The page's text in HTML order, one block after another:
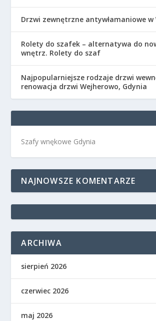
Drzwi zewnętrzne antywłamaniowe w
Rolety do szafek – alternatywa do
wnętrz. Rolety do szaf
Najpopularniejsze rodzaje drzwi
renowacja drzwi Wejherowo, Gdynia
Szafy wnękowe Gdynia
NAJNOWSZE KOMENTARZE
ARCHIWA
sierpień 2026
czerwiec 2026
maj 2026